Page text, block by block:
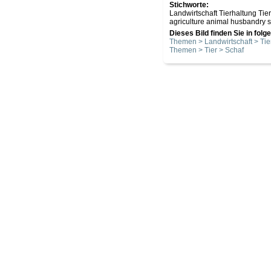
Stichworte:
Landwirtschaft Tierhaltung
agriculture animal husbandry
Dieses Bild finden Sie in
Themen > Landwirtschaft >
Themen > Tier > Schaf